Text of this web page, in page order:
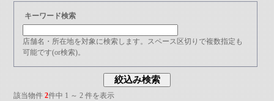
キーワード検索
店舗名・所在地を対象に検索します。スペース区切りで複数指定も
可能です(or検索)。
該当物件2件中 1 ～ 2 件を表示